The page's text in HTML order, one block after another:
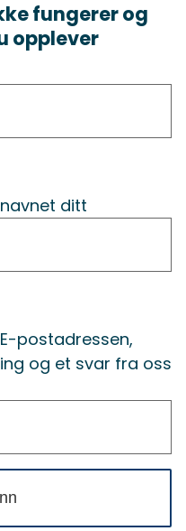
fungerer og
opplever
ditt
postadressen,
og et svar fra oss